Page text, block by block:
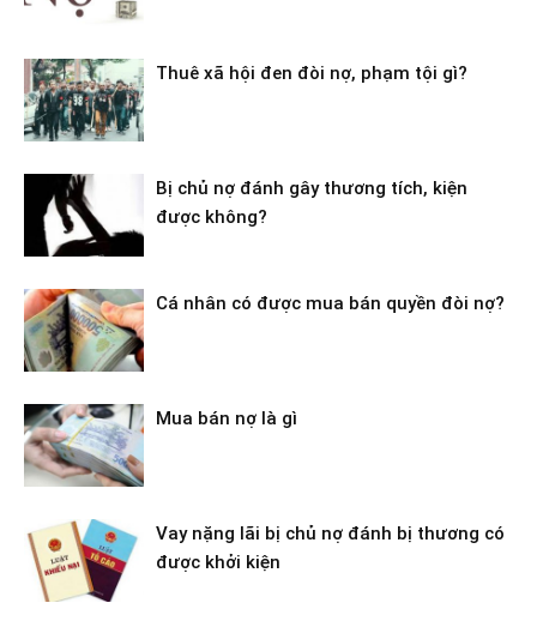
Thuê xã hội đen đòi nợ, phạm tội gì?
Bị chủ nợ đánh gây thương tích, kiện
được không?
Cá nhân có được mua bán quyền đòi nợ?
Mua bán nợ là gì
Vay nặng lãi bị chủ nợ đánh bị thương có
được khởi kiện